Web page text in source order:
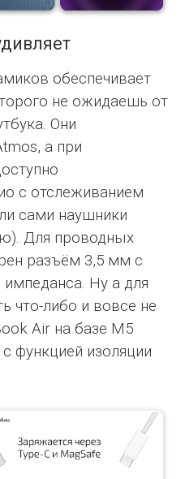
обеспечивает
не ожидаешь от
Они
а при
с отслеживанием
сами наушники
Для проводных
разъём 3,5 мм с
Ну а для
что-либо и вовсе не
Air на базе M5
функцией изоляции